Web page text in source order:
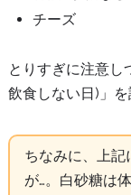
チーズ
とりすぎに注意し
飲食しない日)」
ちなみに、上記
が…。白砂糖は